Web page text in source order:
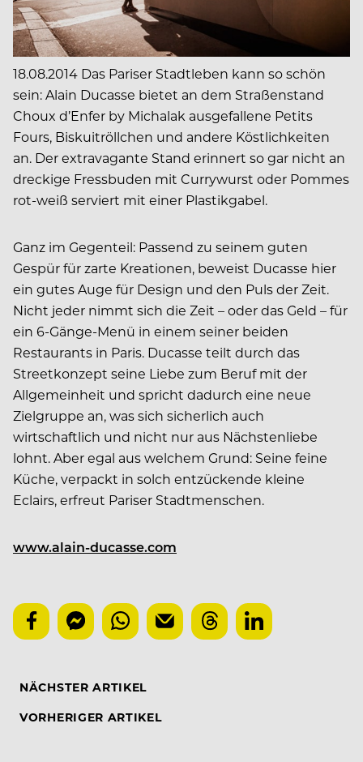
18.08.2014 Das Pariser Stadtleben kann so schön
sein: Alain Ducasse bietet an dem Straßenstand
Choux d’Enfer by Michalak ausgefallene Petits
Fours, Biskuitröllchen und andere Köstlichkeiten
an. Der extravagante Stand erinnert so gar nicht an
dreckige Fressbuden mit Currywurst oder Pommes
rot-weiß serviert mit einer Plastikgabel.
Ganz im Gegenteil: Passend zu seinem guten
Gespür für zarte Kreationen, beweist Ducasse hier
ein gutes Auge für Design und den Puls der Zeit.
Nicht jeder nimmt sich die Zeit – oder das Geld – für
ein 6-Gänge-Menü in einem seiner beiden
Restaurants in Paris. Ducasse teilt durch das
Streetkonzept seine Liebe zum Beruf mit der
Allgemeinheit und spricht dadurch eine neue
Zielgruppe an, was sich sicherlich auch
wirtschaftlich und nicht nur aus Nächstenliebe
lohnt. Aber egal aus welchem Grund: Seine feine
Küche, verpackt in solch entzückende kleine
Eclairs, erfreut Pariser Stadtmenschen.
www.alain-ducasse.com
NÄCHSTER ARTIKEL
VORHERIGER ARTIKEL